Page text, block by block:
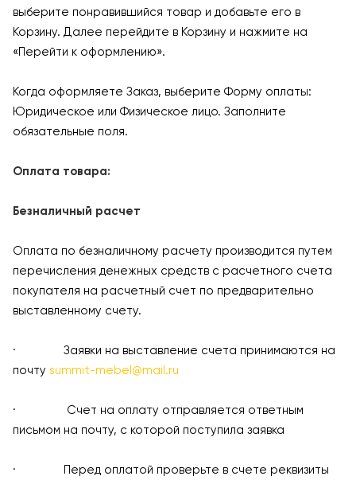
выберите понравившийся товар и добавьте его в
Корзину. Далее перейдите в Корзину и нажмите на
«Перейти к оформлению».
Когда оформляете Заказ, выберите Форму оплаты:
Юридическое или Физическое лицо. Заполните
обязательные поля.
Оплата товара:
Безналичный расчет
Оплата по безналичному расчету производится путем
перечисления денежных средств с расчетного счета
покупателя на расчетный счет по предварительно
выставленному счету.
· Заявки на выставление счета принимаются на
почту summit-mebel@mail.ru
· Счет на оплату отправляется ответным
письмом на почту, с которой поступила заявка
· Перед оплатой проверьте в счете реквизиты